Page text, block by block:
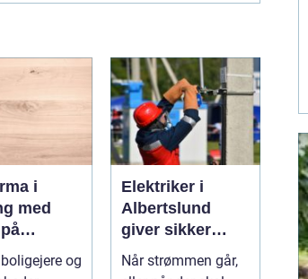
i
med
flader
og
Elektriker i
Albertslund
giver sikker
strøm til danske
boliger
Når strømmen går,